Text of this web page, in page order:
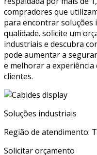
compradores que
para encontrar soluções
qualidade. solicite um
industriais e descubra
pode aumentar a
e melhorar a experiência
clientes.
Soluções industriais
Região de atendimento:
Solicitar orçamento